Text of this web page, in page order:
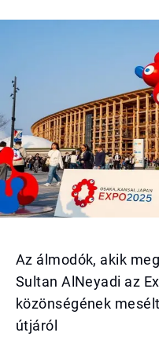
Az álmodók, akik
Sultan AlNeyadi az
közönségének
útjáról